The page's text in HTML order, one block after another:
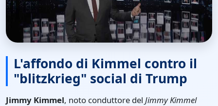
L'affondo di Kimmel contro il
"blitzkrieg" social di Trump
Jimmy Kimmel, noto conduttore del Jimmy Kimmel